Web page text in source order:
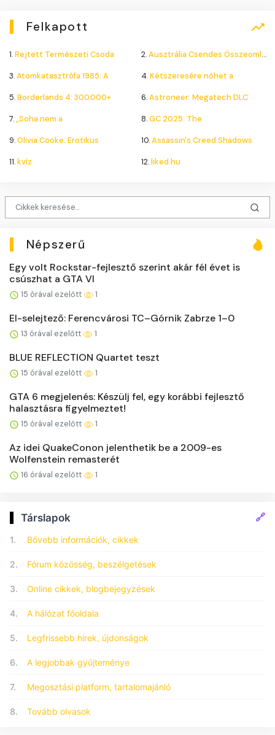
Felkapott
1.Rejtett Természeti Csoda 2.Ausztrália Csendes Összeomlása
3.Atomkatasztrófa 1985: A 4.Kétszeresére nőhet a
5.Borderlands 4: 300.000+ 6.Astroneer: Megatech DLC
7.„Soha nem a 8.GC 2025: The
9.Olivia Cooke: Erotikus 10.Assassin's Creed Shadows
11.kvíz 12.liked.hu
Népszerű
Egy volt Rockstar-fejlesztő szerint akár fél évet is
csúszhat a GTA VI
15 órával ezelőtt 1
El-selejtező: Ferencvárosi TC–Górnik Zabrze 1–0
13 órával ezelőtt 1
BLUE REFLECTION Quartet teszt
15 órával ezelőtt 1
GTA 6 megjelenés: Készülj fel, egy korábbi fejlesztő
halasztásra figyelmeztet!
15 órával ezelőtt 1
Az idei QuakeConon jelenthetik be a 2009-es
Wolfenstein remasterét
16 órával ezelőtt 1
Társlapok 🔗
1. Bővebb információk, cikkek
2. Fórum közösség, beszélgetések
3. Online cikkek, blogbejegyzések
4. A hálózat főoldala
5. Legfrissebb hírek, újdonságok
6. A legjobbak gyűjteménye
7. Megosztási platform, tartalomajánló
8. Tovább olvasok